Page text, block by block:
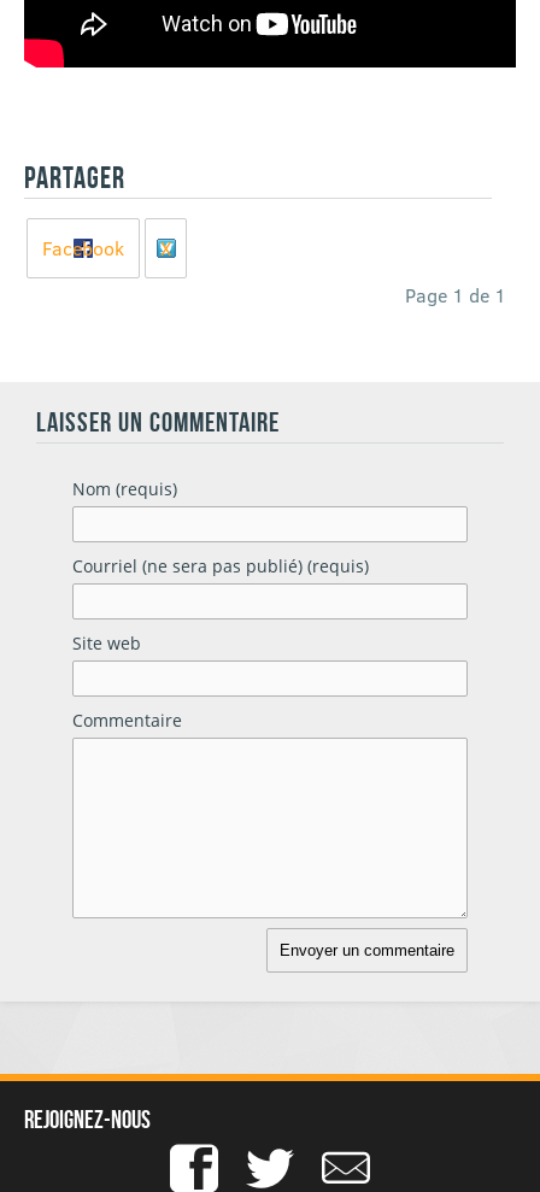
PARTAGER
Facebook
X
Page 1 de 1
LAISSER UN COMMENTAIRE
Nom (requis)
Courriel (ne sera pas publié) (requis)
Site web
Commentaire
Rejoignez-nous